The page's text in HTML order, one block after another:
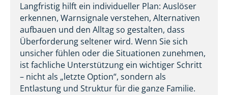
Langfristig hilft ein individueller Plan: Auslöser
erkennen, Warnsignale verstehen, Alternativen
aufbauen und den Alltag so gestalten, dass
Überforderung seltener wird. Wenn Sie sich
unsicher fühlen oder die Situationen zunehmen,
ist fachliche Unterstützung ein wichtiger Schritt
– nicht als „letzte Option“, sondern als
Entlastung und Struktur für die ganze Familie.